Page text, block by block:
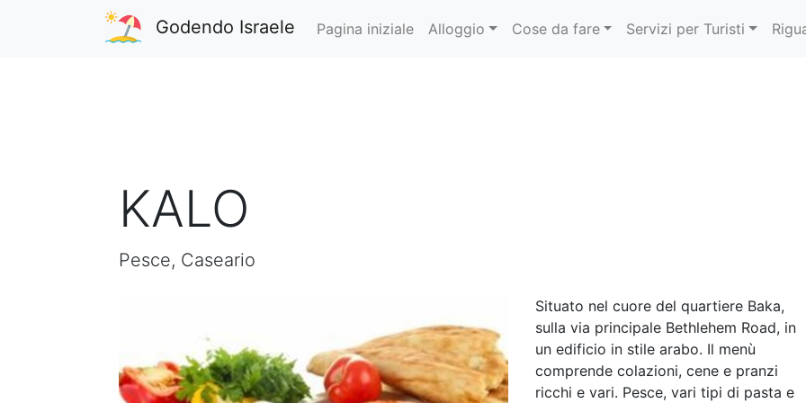
Godendo Israele Pagina iniziale Alloggio Cose da fare Servizi per Turisti
KALO
Pesce, Caseario
Situato nel cuore del quartiere Baka,
sulla via principale Bethlehem Road, in
un edificio in stile arabo. Il menù
comprende colazioni, cene e pranzi
ricchi e vari. Pesce, vari tipi di pasta e